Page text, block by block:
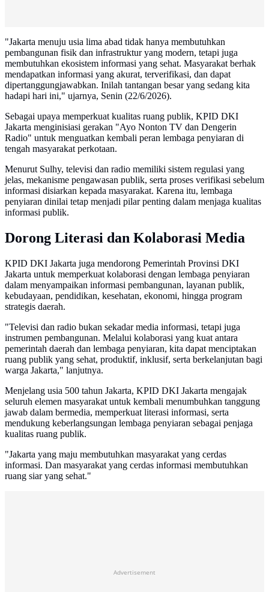
"Jakarta menuju usia lima abad tidak hanya membutuhkan
pembangunan fisik dan infrastruktur yang modern, tetapi juga
membutuhkan ekosistem informasi yang sehat. Masyarakat berhak
mendapatkan informasi yang akurat, terverifikasi, dan dapat
dipertanggungjawabkan. Inilah tantangan besar yang sedang kita
hadapi hari ini," ujarnya, Senin (22/6/2026).
Sebagai upaya memperkuat kualitas ruang publik, KPID DKI
Jakarta menginisiasi gerakan "Ayo Nonton TV dan Dengerin
Radio" untuk menguatkan kembali peran lembaga penyiaran di
tengah masyarakat perkotaan.
Menurut Sulhy, televisi dan radio memiliki sistem regulasi yang
jelas, mekanisme pengawasan publik, serta proses verifikasi sebelum
informasi disiarkan kepada masyarakat. Karena itu, lembaga
penyiaran dinilai tetap menjadi pilar penting dalam menjaga kualitas
informasi publik.
Dorong Literasi dan Kolaborasi Media
KPID DKI Jakarta juga mendorong Pemerintah Provinsi DKI
Jakarta untuk memperkuat kolaborasi dengan lembaga penyiaran
dalam menyampaikan informasi pembangunan, layanan publik,
kebudayaan, pendidikan, kesehatan, ekonomi, hingga program
strategis daerah.
"Televisi dan radio bukan sekadar media informasi, tetapi juga
instrumen pembangunan. Melalui kolaborasi yang kuat antara
pemerintah daerah dan lembaga penyiaran, kita dapat menciptakan
ruang publik yang sehat, produktif, inklusif, serta berkelanjutan bagi
warga Jakarta," lanjutnya.
Menjelang usia 500 tahun Jakarta, KPID DKI Jakarta mengajak
seluruh elemen masyarakat untuk kembali menumbuhkan tanggung
jawab dalam bermedia, memperkuat literasi informasi, serta
mendukung keberlangsungan lembaga penyiaran sebagai penjaga
kualitas ruang publik.
"Jakarta yang maju membutuhkan masyarakat yang cerdas
informasi. Dan masyarakat yang cerdas informasi membutuhkan
ruang siar yang sehat."
Advertisement